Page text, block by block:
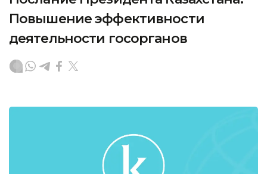
Повышение эффективности
деятельности госорганов